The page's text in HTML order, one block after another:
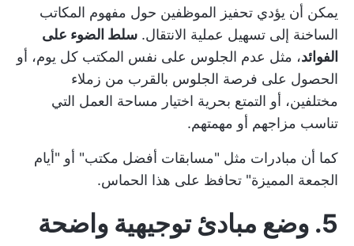
يمكن أن يؤدي تحفيز الموظفين حول مفهوم المكاتب
الساخنة إلى تسهيل عملية الانتقال. سلط الضوء على
الفوائد، مثل عدم الجلوس على نفس المكتب كل يوم، أو
الحصول على فرصة الجلوس بالقرب من زملاء
مختلفين، أو التمتع بحرية اختيار مساحة العمل التي
تناسب مزاجهم أو مهمتهم.
كما أن مبادرات مثل "مسابقات أفضل مكتب" أو "أيام
الجمعة المميزة" تحافظ على هذا الحماس.
5. وضع مبادئ توجيهية واضحة